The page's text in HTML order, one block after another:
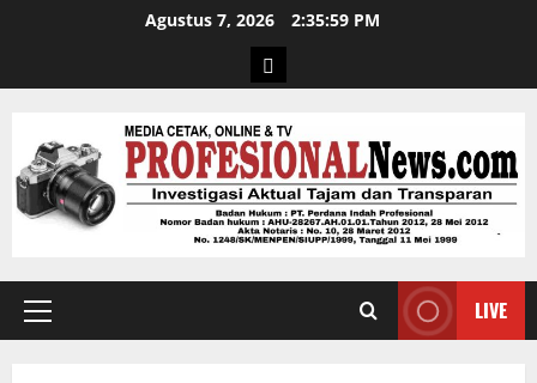
Agustus 7, 2026 2:36:00 PM
LIVE